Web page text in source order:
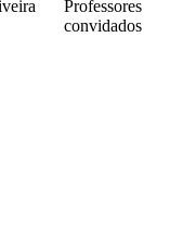
Professores
convidados